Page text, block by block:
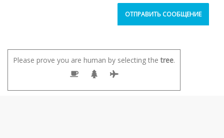
Please prove you are human by selecting the tree.